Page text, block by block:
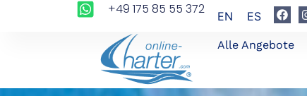
+49 175 85 55 372 EN ES
Alle Angebote